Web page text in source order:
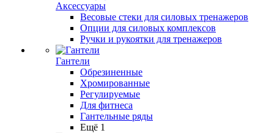
Аксессуары
Весовые стеки для силовых тренажеров
Опции для силовых комплексов
Ручки и рукоятки для тренажеров
Гантели
Обрезиненные
Хромированные
Регулируемые
Для фитнеса
Гантельные ряды
Ещё 1